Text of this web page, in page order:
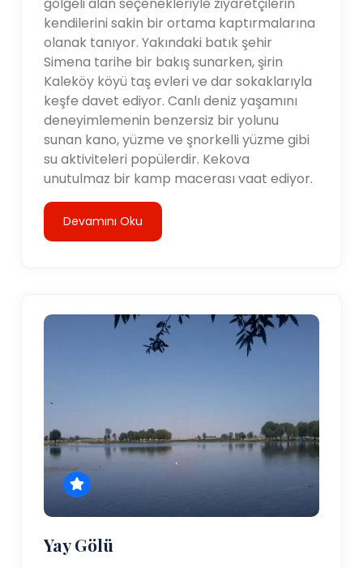
kendilerini sakin bir ortama kaptırmalarına
olanak tanıyor. Yakındaki batık şehir
Simena tarihe bir bakış sunarken, şirin
Kaleköy köyü taş evleri ve dar sokaklarıyla
keşfe davet ediyor. Canlı deniz yaşamını
deneyimlemenin benzersiz bir yolunu
sunan kano, yüzme ve şnorkelli yüzme gibi
su aktiviteleri popülerdir. Kekova
unutulmaz bir kamp macerası vaat ediyor.
Devamını Oku
Yay Gölü